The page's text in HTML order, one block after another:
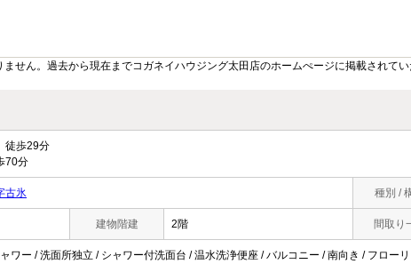
せん。過去から現在までコガネイハウジング太田店のホームぺージに掲載されて
徒歩29分
70分
古氷 種別 /
建物階建 2階 間取り
ワー / 洗面所独立 / シャワー付洗面台 / 温水洗浄便座 / バルコニー / 南向き / フロー